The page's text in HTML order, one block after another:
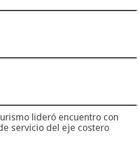
lideró encuentro con
servicio del eje costero